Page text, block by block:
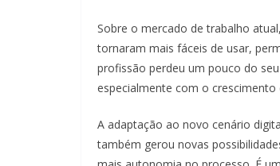
Sobre o mercado de trabalho
tornaram mais fáceis de usar,
profissão perdeu um pouco do
especialmente com o crescimento
A adaptação ao novo cenário
também gerou novas